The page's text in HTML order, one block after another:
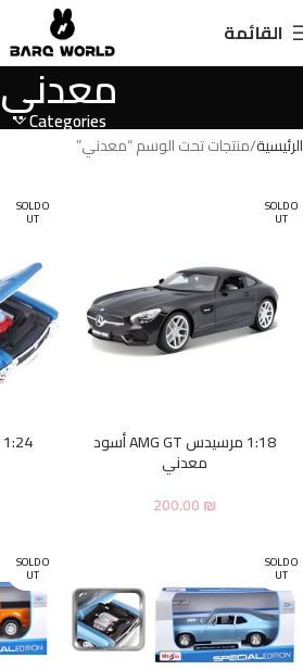
القائمة
معدني
Categories
الرئيسية منتجات تحت الوسم “معدني”
SOLD O
UT
1:18 مرسيدس AMG GT أسود
معدني
200.00₪
SOLD O
UT
SOLD O
UT
SOLD O
UT